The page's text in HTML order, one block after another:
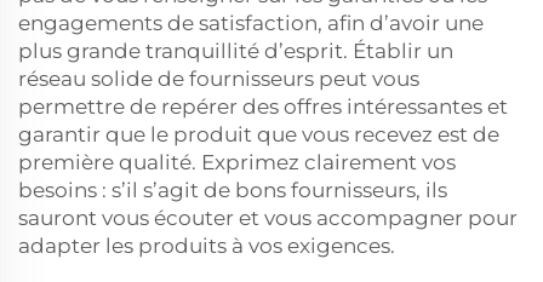
engagements de satisfaction, afin d’avoir une
plus grande tranquillité d’esprit. Établir un
réseau solide de fournisseurs peut vous
permettre de repérer des offres intéressantes et
garantir que le produit que vous recevez est de
première qualité. Exprimez clairement vos
besoins : s’il s’agit de bons fournisseurs, ils
sauront vous écouter et vous accompagner pour
adapter les produits à vos exigences.